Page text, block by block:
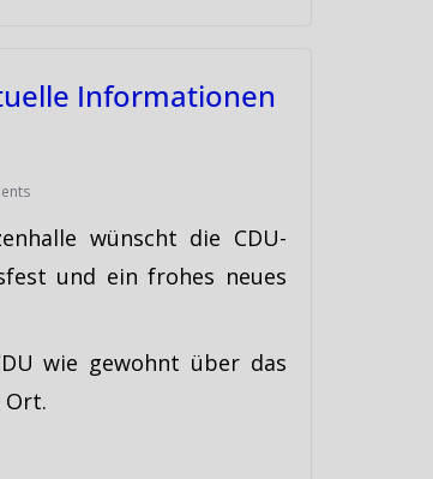
Informationen
wünscht die CDU-
und ein frohes neues
wie gewohnt über das
Ort.